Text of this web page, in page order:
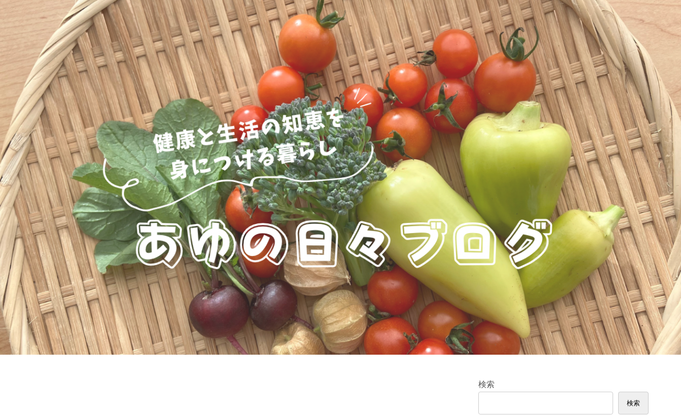
検索
検索